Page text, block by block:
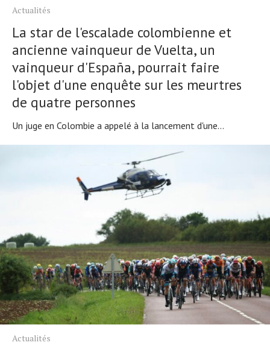
Actualités
La star de l'escalade colombienne et
ancienne vainqueur de Vuelta, un
vainqueur d'España, pourrait faire
l'objet d'une enquête sur les meurtres
de quatre personnes
Un juge en Colombie a appelé à la lancement d'une...
Actualités
Technologies
Tests de produits
Conseils